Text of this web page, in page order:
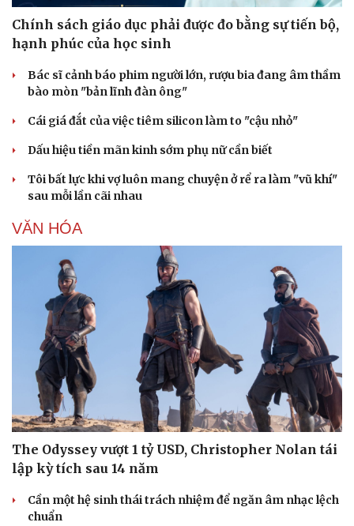
Chính sách giáo dục phải được đo bằng sự tiến bộ,
hạnh phúc của học sinh
Bác sĩ cảnh báo phim người lớn, rượu bia đang âm thầm
bào mòn "bản lĩnh đàn ông"
Cái giá đắt của việc tiêm silicon làm to "cậu nhỏ"
Dấu hiệu tiền mãn kinh sớm phụ nữ cần biết
Tôi bất lực khi vợ luôn mang chuyện ở rể ra làm "vũ khí"
sau mỗi lần cãi nhau
VĂN HÓA
The Odyssey vượt 1 tỷ USD, Christopher Nolan tái
lập kỳ tích sau 14 năm
Cần một hệ sinh thái trách nhiệm để ngăn âm nhạc lệch
chuẩn